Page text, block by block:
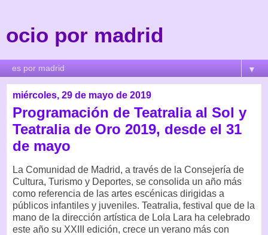
ocio por madrid
▼
miércoles, 29 de mayo de 2019
Programación de Teatralia al Sol y
Teatralia de Oro 2019, desde el 31
de mayo
La Comunidad de Madrid, a través de la Consejería de
Cultura, Turismo y Deportes, se consolida un año más
como referencia de las artes escénicas dirigidas a
públicos infantiles y juveniles. Teatralia, festival que de la
mano de la dirección artística de Lola Lara ha celebrado
este año su XXIII edición, crece un verano más con